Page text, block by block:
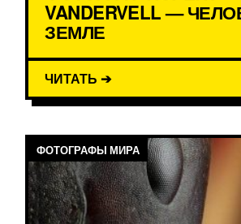
VANDERVELL —
ЗЕМЛЕ
ЧИТАТЬ ➔
ФОТОГРАФЫ МИРА